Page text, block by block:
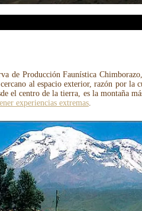
de Producción Faunística
al espacio exterior, razón por
el centro de la tierra, es la montaña
experiencias extremas.